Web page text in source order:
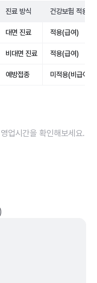
진료 방식 건강보험 적용
대면 진료 적용(급여)
비대면 진료 적용(급여)
예방접종 미적용(비급여)
업시간을 확인해보세요.